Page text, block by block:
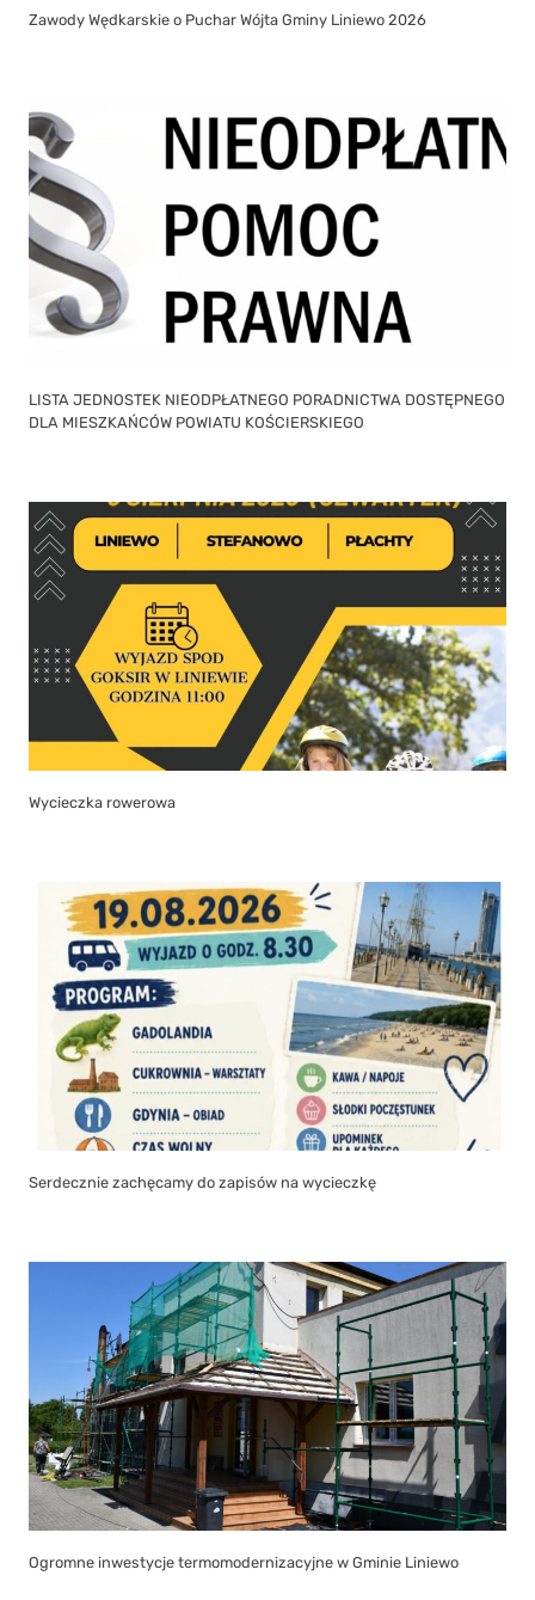
Zawody Wędkarskie o Puchar Wójta Gminy Liniewo 2026
LISTA JEDNOSTEK NIEODPŁATNEGO PORADNICTWA DOSTĘPNEGO
DLA MIESZKAŃCÓW POWIATU KOŚCIERSKIEGO
Wycieczka rowerowa
Serdecznie zachęcamy do zapisów na wycieczkę
Ogromne inwestycje termomodernizacyjne w Gminie Liniewo